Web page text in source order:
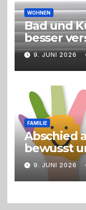
WOHNEN
Bad und
besser
9. JUNI 2026
FAMILIE
Abschied
bewusst
gestalten
9. JUNI 2026